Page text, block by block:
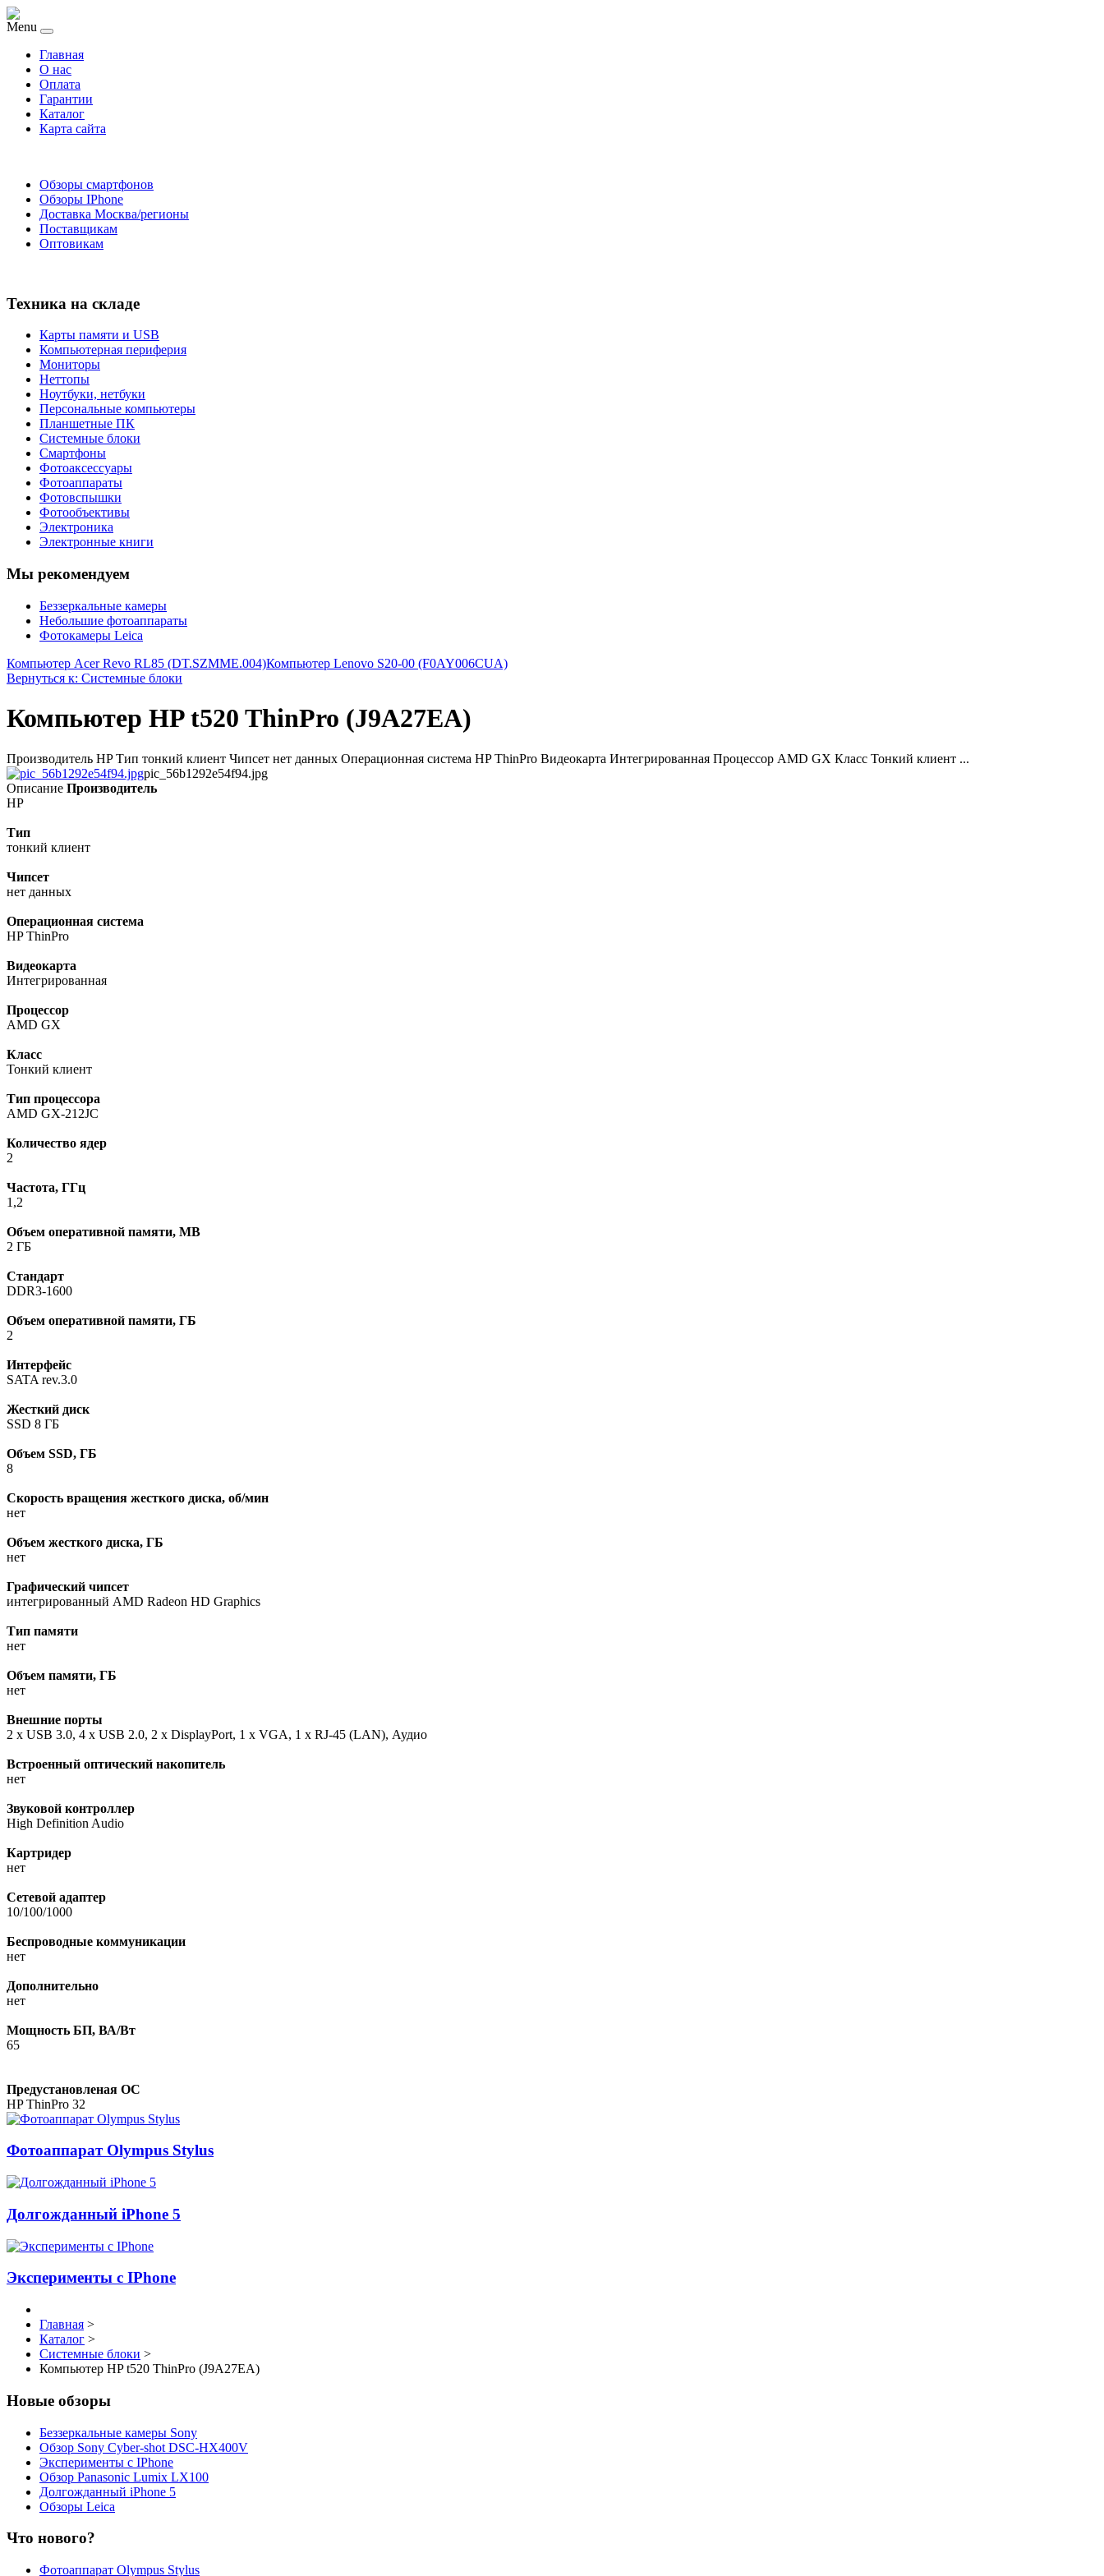
Menu
Главная
O нас
Оплата
Гарантии
Каталог
Карта сайта
Обзоры смартфонов
Обзоры IPhone
Доставка Москва/регионы
Поставщикам
Оптовикам
Техника на складе
Карты памяти и USB
Компьютерная периферия
Мониторы
Неттопы
Ноутбуки, нетбуки
Персональные компьютеры
Планшетные ПК
Системные блоки
Смартфоны
Фотоаксессуары
Фотоаппараты
Фотовспышки
Фотообъективы
Электроника
Электронные книги
Мы рекомендуем
Беззеркальные камеры
Небольшие фотоаппараты
Фотокамеры Leica
Компьютер Acer Revo RL85 (DT.SZMME.004)Компьютер Lenovo S20-00 (F0AY006CUA)
Вернуться к: Системные блоки
Компьютер HP t520 ThinPro (J9A27EA)
Производитель HP Тип тонкий клиент Чипсет нет дaнных Операционная система HP ThinPro Видеокарта Интегрированная Процессор AMD GX Класс Тонкий клиент ...
pic_56b1292e54f94.jpg
Описание Производитель
HP
Тип
тонкий клиент
Чипсет
нет дaнных
Операционная система
HP ThinPro
Видеокарта
Интегрированная
Процессор
AMD GX
Класс
Тонкий клиент
Тип процессора
AMD GX-212JC
Количество ядер
2
Частота, ГГц
1,2
Объем оперативной памяти, MB
2 ГБ
Стандарт
DDR3-1600
Объем оперативной памяти, ГБ
2
Интерфейс
SATA rev.3.0
Жесткий диск
SSD 8 ГБ
Объем SSD, ГБ
8
Скорость вращения жесткого диска, об/мин
нет
Объем жесткого диска, ГБ
нет
Графический чипсет
интегрированный AMD Radeon HD Graphics
Тип памяти
нет
Объем памяти, ГБ
нет
Внешние порты
2 x USB 3.0, 4 x USB 2.0, 2 х DisplayPort, 1 x VGA, 1 х RJ-45 (LAN), Аудио
Встроенный оптический накопитель
нет
Звуковой контроллер
High Definition Audio
Картридер
нет
Сетевой адаптер
10/100/1000
Беспроводные коммуникации
нет
Дополнительно
нет
Мощность БП, ВА/Вт
65
Предустановленая ОС
HP ThinPro 32
Фотоаппарат Olympus Stylus
Долгожданный iPhone 5
Эксперименты с IPhone
Главная >
Каталог >
Системные блоки >
Компьютер HP t520 ThinPro (J9A27EA)
Новые обзоры
Беззеркальные камеры Sony
Обзор Sony Cyber-shot DSC-HX400V
Эксперименты с IPhone
Обзор Panasonic Lumix LX100
Долгожданный iPhone 5
Обзоры Leica
Что нового?
Фотоаппарат Olympus Stylus